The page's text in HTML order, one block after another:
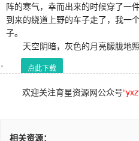
阵的寒气，幸而出来的时候穿了一
到来的绕道上野的车子走了，我一
子。
天空阴暗，灰色的月亮朦胧地照
点此下载
欢迎关注育星资源网公众号
相关资源：